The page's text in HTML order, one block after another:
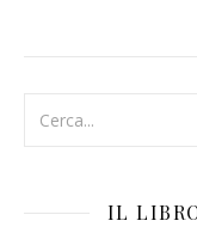
IL